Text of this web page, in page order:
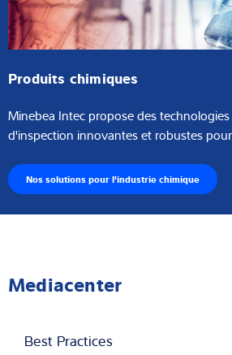
Produits chimiques
Minebea Intec propose des
d'inspection innovantes et robustes
Nos solutions pour l'industrie chimique
Mediacenter
Best Practices